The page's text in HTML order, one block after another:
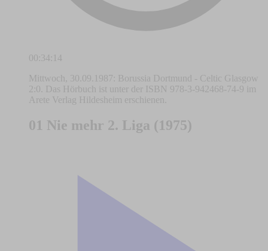
00:34:14
Mittwoch, 30.09.1987: Borussia Dortmund - Celtic Glasgow
2:0. Das Hörbuch ist unter der ISBN 978-3-942468-74-9 im
Arete Verlag Hildesheim erschienen.
01 Nie mehr 2. Liga (1975)